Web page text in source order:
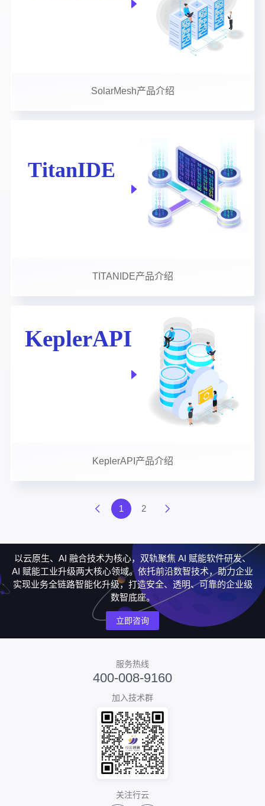
SolarMesh产品介绍
TITANIDE产品介绍
KeplerAPI产品介绍
1 2
以云原生、AI 融合技术为核心，双轨聚焦 AI 赋能软件研发、
AI 赋能工业升级两大核心领域。依托前沿数智技术，助力企业
实现业务全链路智能化升级，打造安全、透明、可靠的企业级
数智底座。
立即咨询
服务热线
400-008-9160
加入技术群
关注行云